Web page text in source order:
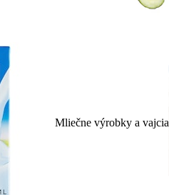
Mliečne výrobky a vajcia